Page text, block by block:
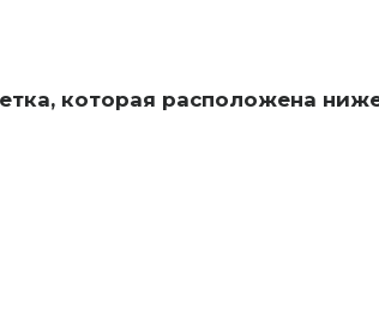
которая расположена